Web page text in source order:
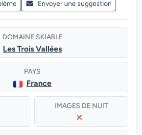
Envoyer une suggestion
DOMAINE SKIABLE
Les Trois Vallées
PAYS
France
IMAGES DE NUIT